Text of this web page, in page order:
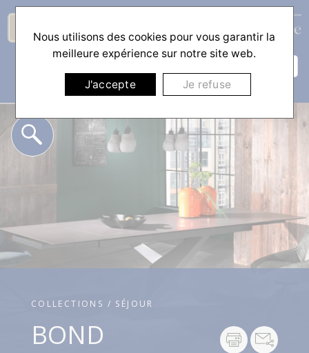
☰
COLLECTIONS / SÉJOUR
BOND
Nous utilisons des cookies pour vous garantir la
meilleure expérience sur notre site web.
J'accepte Je refuse